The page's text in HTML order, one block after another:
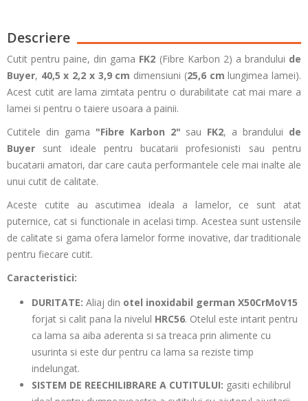
Descriere
Cutit pentru paine, din gama FK2 (Fibre Karbon 2) a brandului de
Buyer, 40,5 x 2,2 x 3,9 cm dimensiuni (25,6 cm lungimea lamei).
Acest cutit are lama zimtata pentru o durabilitate cat mai mare a
lamei si pentru o taiere usoara a painii.
Cutitele din gama "Fibre Karbon 2" sau FK2, a brandului de
Buyer sunt ideale pentru bucatarii profesionisti sau pentru
bucatarii amatori, dar care cauta performantele cele mai inalte ale
unui cutit de calitate.
Aceste cutite au ascutimea ideala a lamelor, ce sunt atat
puternice, cat si functionale in acelasi timp. Acestea sunt ustensile
de calitate si gama ofera lamelor forme inovative, dar traditionale
pentru fiecare cutit.
Caracteristici:
DURITATE: Aliaj din otel inoxidabil german X50CrMoV15
forjat si calit pana la nivelul HRC56. Otelul este intarit pentru
ca lama sa aiba aderenta si sa treaca prin alimente cu
usurinta si este dur pentru ca lama sa reziste timp
indelungat.
SISTEM DE REECHILIBRARE A CUTITULUI: gasiti echilibrul